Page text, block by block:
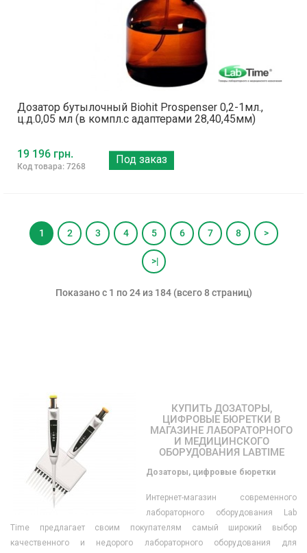
Дозатор бутылочный Biohit Prospenser 0,2-1мл.,
ц.д.0,05 мл (в компл.с адаптерами 28,40,45мм)
19 196 грн.
Код товара: 7268
Под заказ
1 2 3 4 5 6 7 8 >
>|
Показано с 1 по 24 из 184 (всего 8 страниц)
КУПИТЬ ДОЗАТОРЫ,
ЦИФРОВЫЕ БЮРЕТКИ В
МАГАЗИНЕ ЛАБОРАТОРНОГО
И МЕДИЦИНСКОГО
ОБОРУДОВАНИЯ LABTIME
Дозаторы, цифровые бюретки
Интернет-магазин современного
лабораторного оборудования Lab
Time предлагает своим покупателям самый широкий выбор
качественного и недорого лабораторного оборудования для